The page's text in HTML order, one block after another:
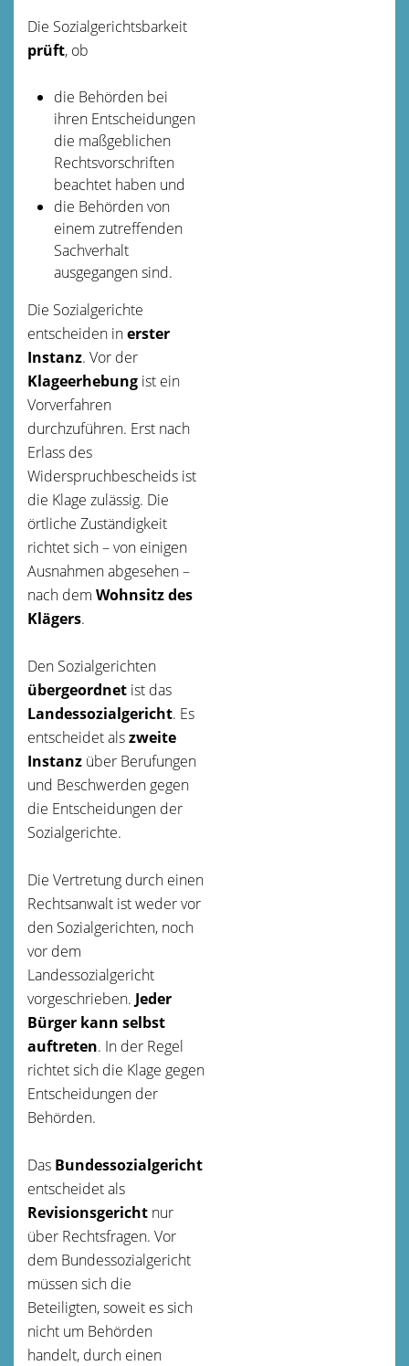
Die Sozialgerichtsbarkeit
prüft, ob
die Behörden bei
ihren Entscheidungen
die maßgeblichen
Rechtsvorschriften
beachtet haben und
die Behörden von
einem zutreffenden
Sachverhalt
ausgegangen sind.
Die Sozialgerichte
entscheiden inerster
Instanz. Vor der
Klageerhebung ist ein
Vorverfahren
durchzuführen. Erst nach
Erlass des
Widerspruchbescheids ist
die Klage zulässig. Die
örtliche Zuständigkeit
richtet sich – von einigen
Ausnahmen abgesehen –
nach dem Wohnsitz des
Klägers.
Den Sozialgerichten
übergeordnet ist das
Landessozialgericht. Es
entscheidet alszweite
Instanz über Berufungen
und Beschwerden gegen
die Entscheidungen der
Sozialgerichte.
Die Vertretung durch einen
Rechtsanwalt ist weder vor
den Sozialgerichten, noch
vor dem
Landessozialgericht
vorgeschrieben. Jeder
Bürger kann selbst
auftreten. In der Regel
richtet sich die Klage gegen
Entscheidungen der
Behörden.
Das Bundessozialgericht
entscheidet als
Revisionsgericht nur
über Rechtsfragen. Vor
dem Bundessozialgericht
müssen sich die
Beteiligten, soweit es sich
nicht um Behörden
handelt, durch einen